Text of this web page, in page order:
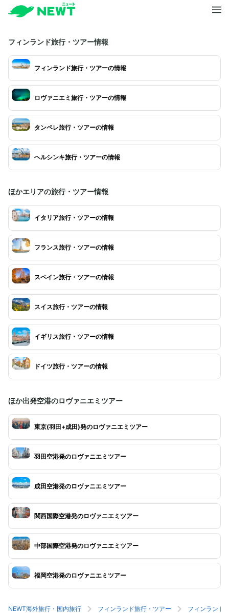
フィンランド旅行・ツアー情報
フィンランド旅行・ツアーの情報
ロヴァニエミ旅行・ツアーの情報
タンペレ旅行・ツアーの情報
ヘルシンキ旅行・ツアーの情報
ほかエリアの旅行・ツアー情報
イタリア旅行・ツアーの情報
フランス旅行・ツアーの情報
スペイン旅行・ツアーの情報
スイス旅行・ツアーの情報
イギリス旅行・ツアーの情報
ドイツ旅行・ツアーの情報
ほか出発空港のロヴァニエミツアー
東京(羽田+成田)発のロヴァニエミツアー
羽田空港発のロヴァニエミツアー
成田空港発のロヴァニエミツアー
関西国際空港発のロヴァニエミツアー
中部国際空港発のロヴァニエミツアー
福岡空港発のロヴァニエミツアー
NEWT海外旅行・国内旅行 フィンランド旅行・ツアー フィンランド